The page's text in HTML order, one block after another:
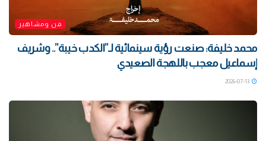
فن ومشاهير
محمد خليفة: صنعت رؤية سينمائية لـ”الكدب خيبة”.. وشريف
إسماعيل معجب باللهجة الصعيدي